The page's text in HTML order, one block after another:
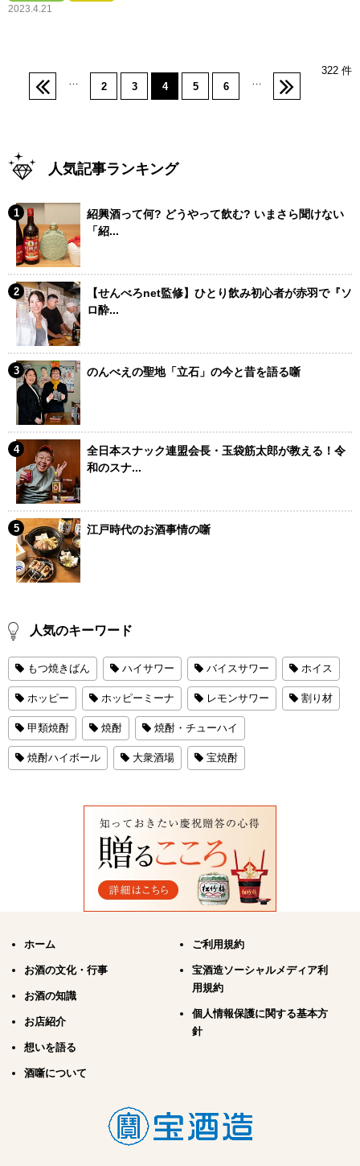
2023.4.21
322 件
2 3 4 5 6
人気記事ランキング
紹興酒って何? どうやって飲む? いまさら聞けない
「紹...
【せんべろnet監修】ひとり飲み初心者が赤羽で『ソ
ロ酔...
のんべえの聖地「立石」の今と昔を語る噺
全日本スナック連盟会長・玉袋筋太郎が教える！令
和のスナ...
江戸時代のお酒事情の噺
人気のキーワード
もつ焼きばん ハイサワー バイスサワー ホイス
ホッピー ホッピーミーナ レモンサワー 割り材
甲類焼酎 焼酎 焼酎・チューハイ
焼酎ハイボール 大衆酒場 宝焼酎
ホーム
お酒の文化・行事
お酒の知識
お店紹介
想いを語る
酒噺について
ご利用規約
宝酒造ソーシャルメディア利
用規約
個人情報保護に関する基本方
針